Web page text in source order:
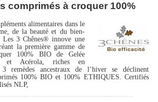
comprimés à croquer 100%
alimentaires dans le
de la beauté et du bien-
3 Chênes® innove une
la première gamme de
100% BIO de Gelée
et Acérola, riches en
remèdes ancestraux de l’hiver se déclinent
100% BIO et 100% ETHIQUES. Certifiés
NLP,